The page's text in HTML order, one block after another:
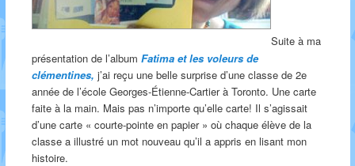
Suite à ma
présentation de l’album Fatima et les voleurs de
clémentines, j’ai reçu une belle surprise d’une classe de 2e
année de l’école Georges-Étienne-Cartier à Toronto. Une carte
faite à la main. Mais pas n’importe qu’elle carte! Il s’agissait
d’une carte « courte-pointe en papier » où chaque élève de la
classe a illustré un mot nouveau qu’il a appris en lisant mon
histoire.